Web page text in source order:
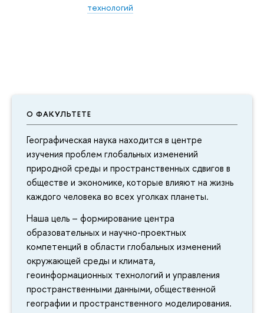
О ФАКУЛЬТЕТЕ
Географическая наука находится в центре
изучения проблем глобальных изменений
природной среды и пространственных сдвигов в
обществе и экономике, которые влияют на жизнь
каждого человека во всех уголках планеты.
Наша цель – формирование центра
образовательных и научно-проектных
компетенций в области глобальных изменений
окружающей среды и климата,
геоинформационных технологий и управления
пространственными данными, общественной
географии и пространственного моделирования.
технологий